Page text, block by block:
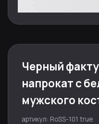
Черный
напрокат с
мужского
артикул: RoSS-101 true